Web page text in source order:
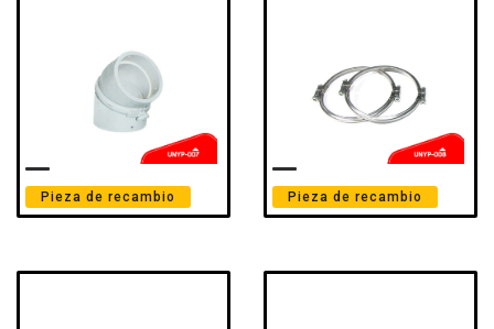
Pieza de recambio Pieza de recambio